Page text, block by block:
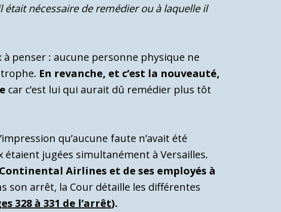
était nécessaire de remédier ou à laquelle il
penser : aucune personne physique ne
En revanche, et c’est la nouveauté,
car c’est lui qui aurait dû remédier plus tôt
qu’aucune faute n’avait été
étaient jugées simultanément à Versailles.
Airlines et de ses employés à
son arrêt, la Cour détaille les différentes
328 à 331 de l’arrêt).